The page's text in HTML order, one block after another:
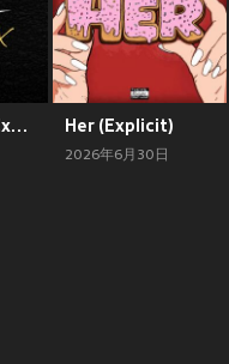
Really On It (Explicit) Her (Explicit)
2026年6月30日